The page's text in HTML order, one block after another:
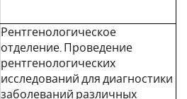
Рентгенологическое
отделение. Проведение
рентгенологических
исследований для диагностики
заболеваний различных